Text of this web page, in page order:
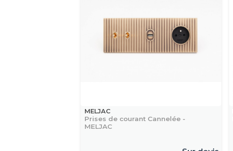
MELJAC
Prises de courant Cannelée -
MELJAC